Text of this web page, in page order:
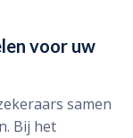
voor uw
samen
Bij het